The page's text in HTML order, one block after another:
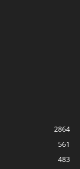
2864
561
483